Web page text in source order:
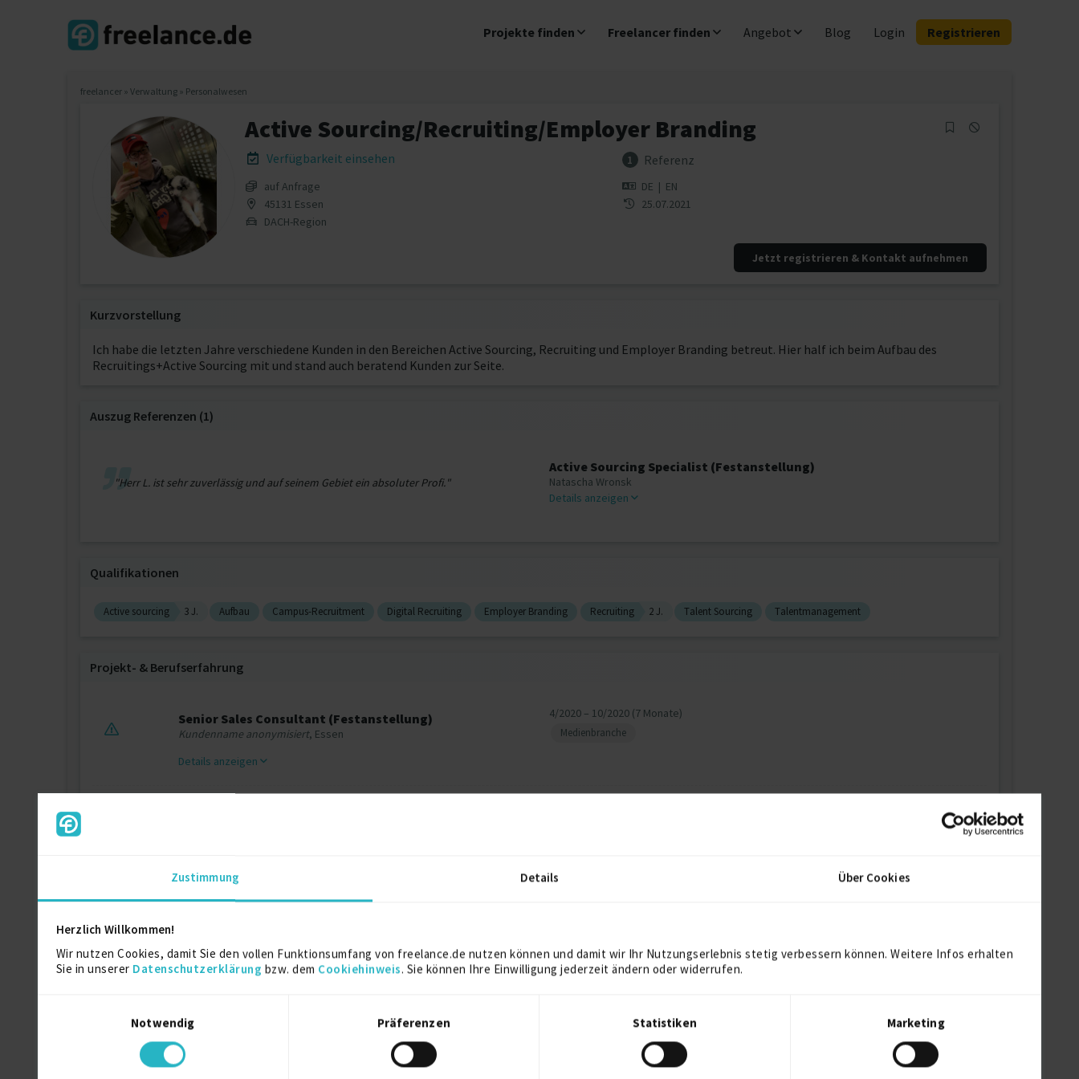
Zustimmung Details Über Cookies
Herzlich Willkommen!
Wir nutzen Cookies, damit Sie den vollen Funktionsumfang von freelance.de nutzen können und damit wir Ihr Nutzungserlebnis stetig verbessern können. Weitere Infos erhalten
Sie in unserer Datenschutzerklärung bzw. dem Cookiehinweis. Sie können Ihre Einwilligung jederzeit ändern oder widerrufen.
Notwendig
Präferenzen Statistiken Marketing
Projekte finden Freelancer finden Angebot Blog Login Registrieren
freelancer » Verwaltung » Personalwesen
Active Sourcing/Recruiting/Employer Branding
Verfügbarkeit einsehen 1 Referenz
auf Anfrage
45131 Essen
DACH-Region
DE | EN
25.07.2021
Jetzt registrieren & Kontakt aufnehmen
Kurzvorstellung
Ich habe die letzten Jahre verschiedene Kunden in den Bereichen Active Sourcing, Recruiting und Employer Branding betreut. Hier half ich beim Aufbau des
Recruitings+Active Sourcing mit und stand auch beratend Kunden zur Seite.
Auszug Referenzen (1)
"Herr L. ist sehr zuverlässig und auf seinem Gebiet ein absoluter Profi."
Active Sourcing Specialist (Festanstellung)
Natascha Wronsk
Details anzeigen
Qualifikationen
Active sourcing 3 J. Aufbau Campus-Recruitment Digital Recruiting Employer Branding Recruiting 2 J. Talent Sourcing Talentmanagement
Projekt‐ & Berufserfahrung
Senior Sales Consultant (Festanstellung)
Kundenname anonymisiert, Essen
4/2020 – 10/2020 (7 Monate)
Medienbranche
Details anzeigen
Ausbildung
Einzelhandelskaufmann
2013
Über mich